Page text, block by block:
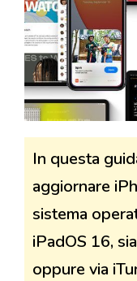
In questa
aggiornare
sistema
iPadOS 16,
oppure via